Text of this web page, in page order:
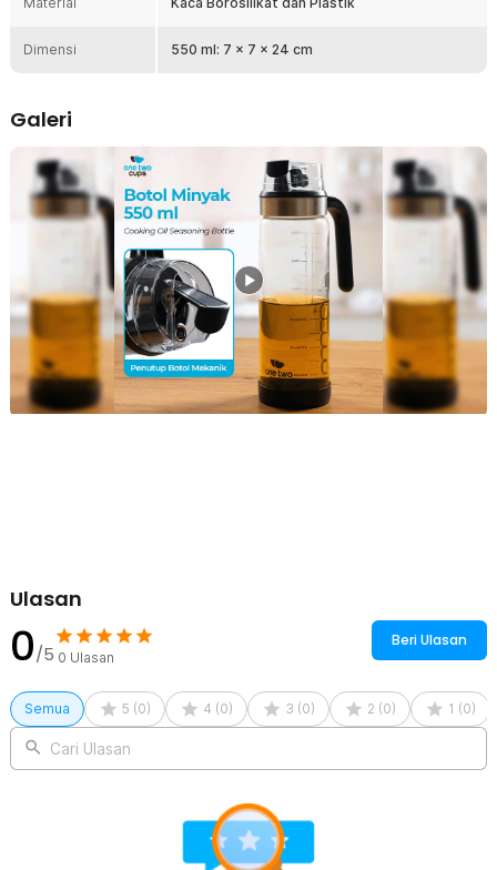
Anda tidak akan mengotori tangan Anda.
dengan lebih presisi.
Kelengkapan Produk
Rincian yang Anda dapatkan untuk pembelian produk ini:
1 x One Two Cups AN RUI Botol Minyak Cooking Oil Seasoning
Bottle 550ml - YH-033
Dimensi 550 ml: 7 x 7 x 24 cm
Galeri
Ulasan
0/5 0 Ulasan
Beri Ulasan
Semua 5 (0) 4 (0) 3 (0) 2 (0) 1 (0)
Cari Ulasan